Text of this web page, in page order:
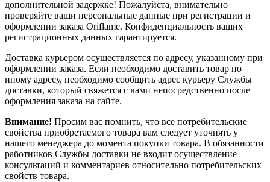
дополнительной задержке! Пожалуйста, внимательно
проверяйте ваши персональные данные при регистрации и
оформлении заказа Oriflame. Конфиденциальность ваших
регистрационных данных гарантируется.
Доставка курьером осуществляется по адресу, указанному при
оформлении заказа. Если необходимо доставить товар по
иному адресу, необходимо сообщить адрес курьеру Службы
доставки, который свяжется с вами непосредственно после
оформления заказа на сайте.
Внимание! Просим вас помнить, что все потребительские
свойства приобретаемого товара вам следует уточнять у
нашего менеджера до момента покупки товара. В обязанности
работников Службы доставки не входит осуществление
консультаций и комментариев относительно потребительских
свойств товара.